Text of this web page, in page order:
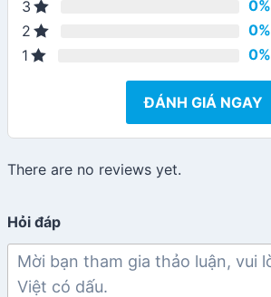
3
0%
2
0%
1
0%
ĐÁNH GIÁ NGAY
There are no reviews yet.
Hỏi đáp